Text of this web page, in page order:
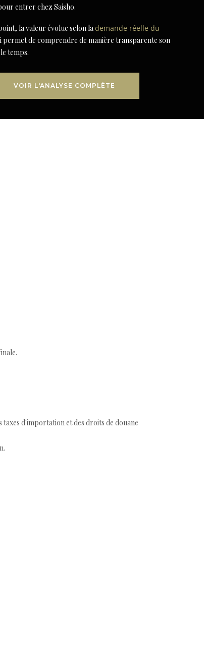
entrer chez Saisho.
la valeur évolue selon lademande réelle du
permet de comprendre de manière transparente son
temps.
VOIR L'ANALYSE COMPLÈTE
d'importation et des droits de douane